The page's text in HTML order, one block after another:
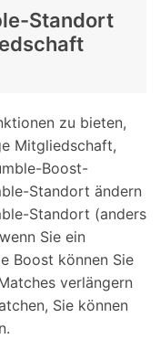
Standort
zu bieten,
Mitgliedschaft,
Boost-
Standort ändern
Standort (anders
Sie ein
Boost können Sie
verlängern
Sie können